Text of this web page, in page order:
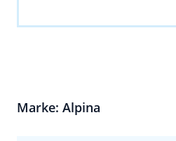
Marke: Alpina